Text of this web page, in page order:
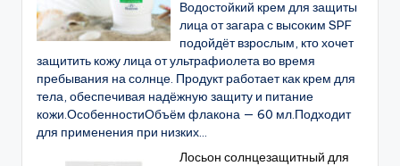
Водостойкий крем для защиты
лица от загара с высоким SPF
подойдёт взрослым, кто хочет
защитить кожу лица от ультрафиолета во время
пребывания на солнце. Продукт работает как крем для
тела, обеспечивая надёжную защиту и питание
кожи.ОсобенностиОбъём флакона — 60 мл.Подходит
для применения при низких...
Лосьон солнцезащитный для